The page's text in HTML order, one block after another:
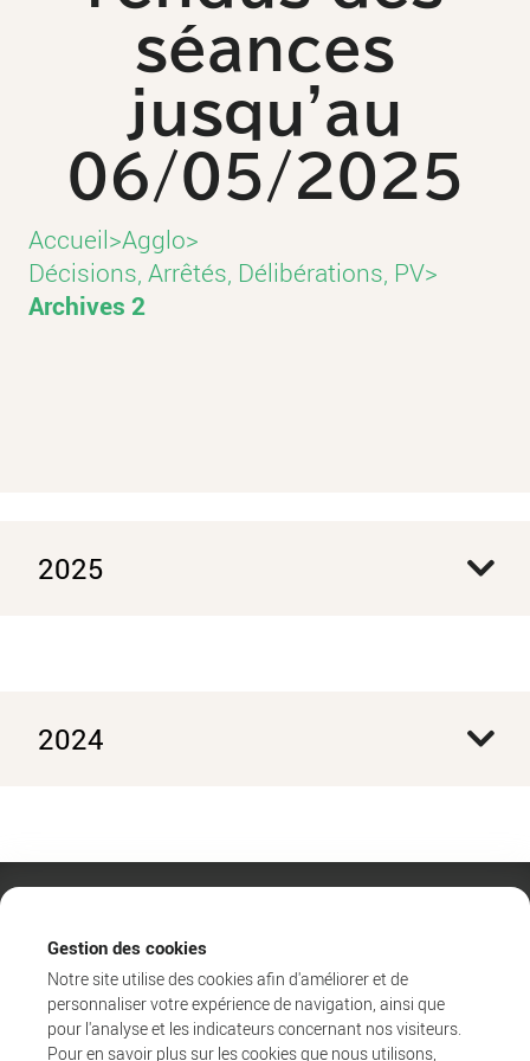
Gestion des cookies
Notre site utilise des cookies afin d'améliorer et de
personnaliser votre expérience de navigation, ainsi que
pour l'analyse et les indicateurs concernant nos visiteurs.
Pour en savoir plus sur les cookies que nous utilisons,
séances
jusqu'au
06/05/2025
Accueil>Agglo>
Décisions, Arrêtés, Délibérations, PV>
Archives 2
2025
2024